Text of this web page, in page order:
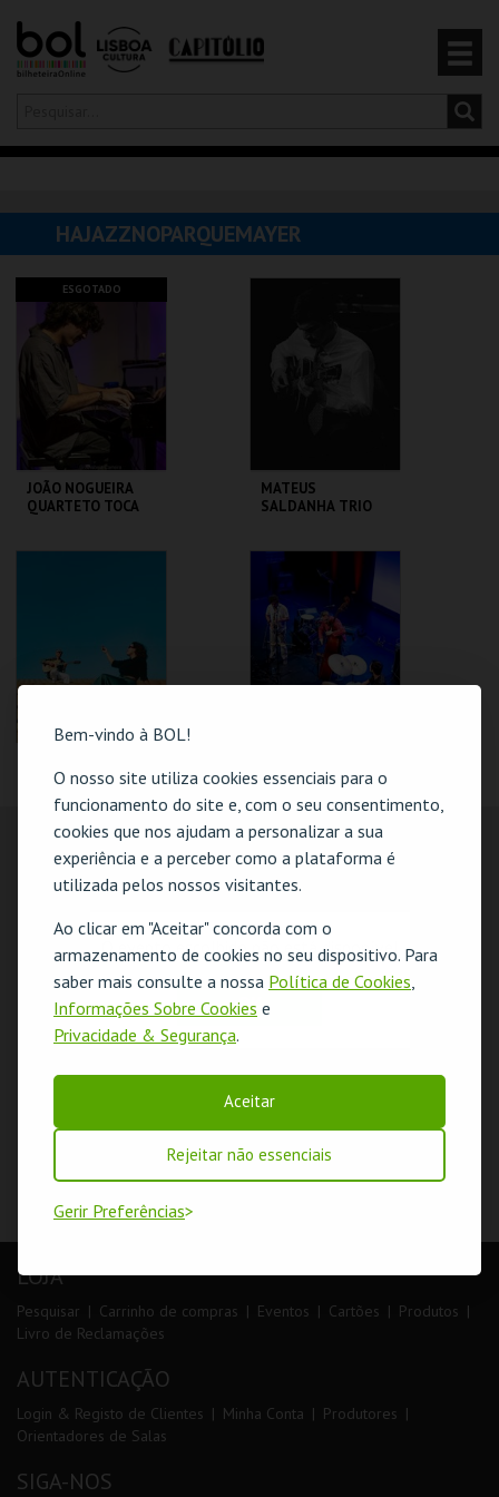
Bem-vindo à BOL!
O nosso site utiliza cookies essenciais para o
funcionamento do site e, com o seu consentimento,
cookies que nos ajudam a personalizar a sua
experiência e a perceber como a plataforma é
utilizada pelos nossos visitantes.
Ao clicar em "Aceitar" concorda com o
armazenamento de cookies no seu dispositivo. Para
saber mais consulte a nossa Política de Cookies
Informações Sobre Cookies e
Privacidade & Segurança.
Aceitar
Rejeitar não essenciais
Gerir Preferências
Olá,iniciar sessão
CARRINHO
EVENTOS
CARTÕES
HAJAZZNOPARQUEMAYER
ESGOTADO
JOÃO NOGUEIRA
QUARTETO TOCA
MATEUS
SALDANHA TRIO
CAPITÓLIO.
MAIS INFO
COMPRAR
"ASSANHADO"
QUARTETO
CAPITÓLIO.
COMPRAR
CAPITÓLIO.
COMPRAR
LOJA
Pesquisar Carrinho de compras Eventos Cartões
Produtos
Livro de Reclamações
AUTENTICAÇÃO
Login & Registo de Clientes Minha Conta
Produtores
Orientadores de Salas
SIGA-NOS
O evento escolhido não está disponível
OK